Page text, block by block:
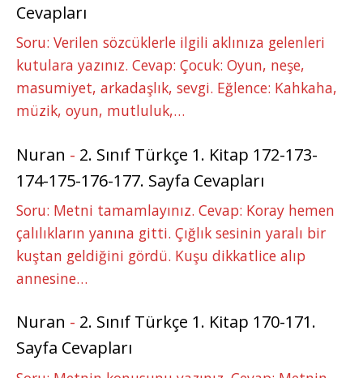
Cevapları
Soru: Verilen sözcüklerle ilgili aklınıza gelenleri
kutulara yazınız. Cevap: Çocuk: Oyun, neşe,
masumiyet, arkadaşlık, sevgi. Eğlence: Kahkaha,
müzik, oyun, mutluluk,…
Nuran - 2. Sınıf Türkçe 1. Kitap 172-173-
174-175-176-177. Sayfa Cevapları
Soru: Metni tamamlayınız. Cevap: Koray hemen
çalılıkların yanına gitti. Çığlık sesinin yaralı bir
kuştan geldiğini gördü. Kuşu dikkatlice alıp
annesine…
Nuran - 2. Sınıf Türkçe 1. Kitap 170-171.
Sayfa Cevapları